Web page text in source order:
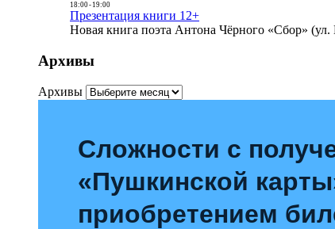
18:00- 19:00
Презентация книги 12+
Новая книга поэта Антона Чёрного «Сбор»
Архивы
Архивы
Сложности с
«Пушкинской
приобретением